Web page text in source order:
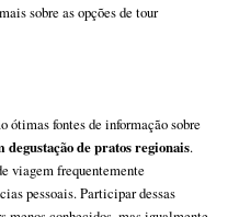
sobre as opções de tour
ótimas fontes de informação sobre
de pratos regionais.
viagem frequentemente
pessoais. Participar dessas